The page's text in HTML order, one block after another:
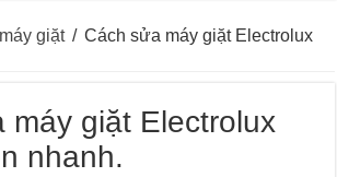
giặt / Cách sửa máy giặt Electrolux
máy giặt Electrolux
nhanh.